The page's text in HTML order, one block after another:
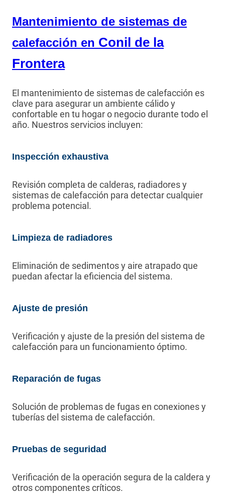
Mantenimiento de sistemas de
calefacción en Conil de la
Frontera
El mantenimiento de sistemas de calefacción es
clave para asegurar un ambiente cálido y
confortable en tu hogar o negocio durante todo el
año. Nuestros servicios incluyen:
Inspección exhaustiva
Revisión completa de calderas, radiadores y
sistemas de calefacción para detectar cualquier
problema potencial.
Limpieza de radiadores
Eliminación de sedimentos y aire atrapado que
puedan afectar la eficiencia del sistema.
Ajuste de presión
Verificación y ajuste de la presión del sistema de
calefacción para un funcionamiento óptimo.
Reparación de fugas
Solución de problemas de fugas en conexiones y
tuberías del sistema de calefacción.
Pruebas de seguridad
Verificación de la operación segura de la caldera y
otros componentes críticos.